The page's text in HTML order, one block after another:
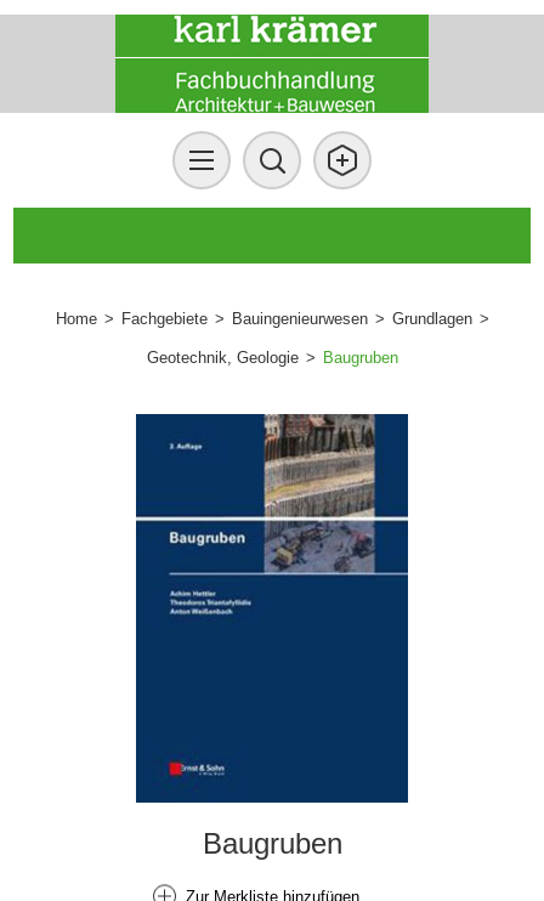
Home > Fachgebiete > Bauingenieurwesen > Grundlagen >
Geotechnik, Geologie > Baugruben
Baugruben
Zur Merkliste hinzufügen